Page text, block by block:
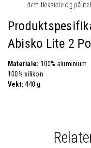
dem fleksible og
Abisko Lite 2
Materiale: 100% aluminium
100% silikon
Vekt:440 g